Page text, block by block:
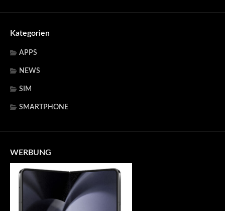
Kategorien
APPS
NEWS
SIM
SMARTPHONE
WERBUNG